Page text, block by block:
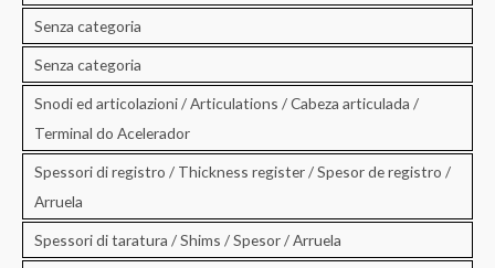
Senza categoria
Senza categoria
Snodi ed articolazioni / Articulations / Cabeza articulada /
Terminal do Acelerador
Spessori di registro / Thickness register / Spesor de registro /
Arruela
Spessori di taratura / Shims / Spesor / Arruela